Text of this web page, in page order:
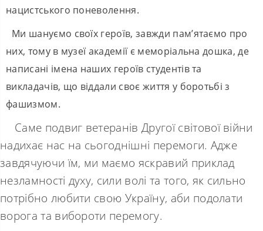
нацистського поневолення.
Ми шануємо своїх героїв, завжди пам’ятаємо про
них, тому в музеї академії є меморіальна дошка, де
написані імена наших героїв студентів та
викладачів, що віддали своє життя у боротьбі з
фашизмом.
Саме подвиг ветеранів Другої світової війни
надихає нас на сьогоднішні перемоги. Адже
завдячуючи їм, ми маємо яскравий приклад
незламності духу, сили волі та того, як сильно
потрібно любити свою Україну, аби подолати
ворога та вибороти перемогу.